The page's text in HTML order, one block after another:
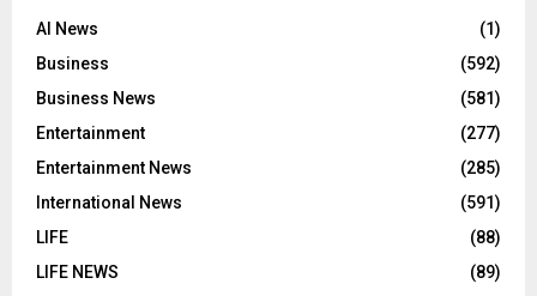
AI News
(1)
Business
(592)
Business News
(581)
Entertainment
(277)
Entertainment News
(285)
International News
(591)
LIFE
(88)
LIFE NEWS
(89)